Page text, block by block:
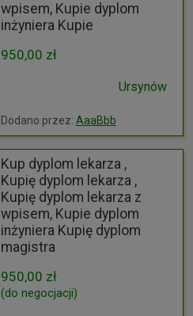
wpisem, Kupie dyplom
inżyniera Kupie
950,00 zł
Ursynów
Dodano przez: AaaBbb
Kup dyplom lekarza ,
Kupię dyplom lekarza ,
Kupię dyplom lekarza z
wpisem, Kupie dyplom
inżyniera Kupię dyplom
magistra
950,00 zł
(do negocjacji)